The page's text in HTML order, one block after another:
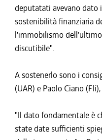
deputatati avevano dato
sostenibilità finanziaria
l'immobilismo
discutibile".
A sostenerlo sono i
(UAR) e Paolo Ciano
"Il dato fondamentale è
state date sufficienti